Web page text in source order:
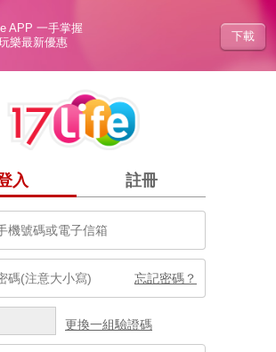
APP 一手掌握
樂最新優惠
下載
入 註冊
忘記密碼？
更換一組驗證碼